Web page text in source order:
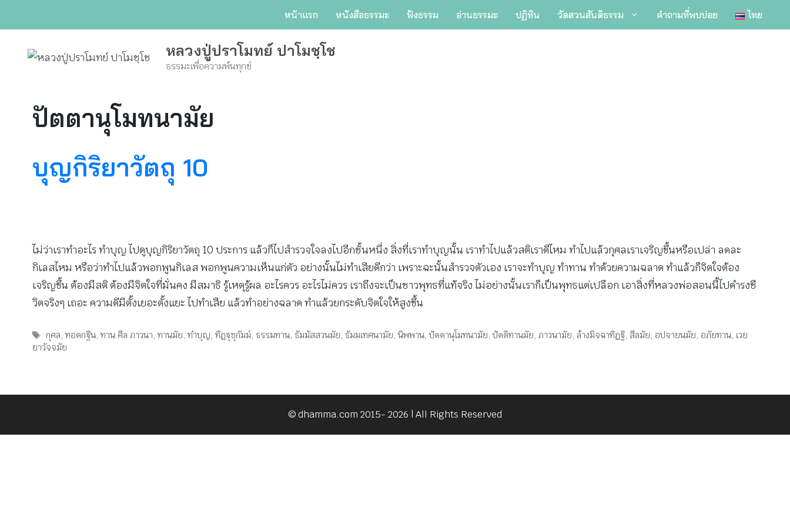
หน้าแรก หนังสือธรรมะ ฟังธรรม อ่านธรรมะ ปฏิทิน วัดสวนสันติธรรม คำถามที่พบบ่อย ไทย
หลวงปู่ปราโมทย์ ปาโมชฺโช
ธรรมะเพื่อความพ้นทุกข์
ปัตตานุโมทนามัย
บุญกิริยาวัตถุ 10
ไม่ว่าเราทำอะไร ทำบุญ ไปดูบุญกิริยาวัตถุ 10 ประการ แล้วก็ไปสำรวจใจลงไปอีกชั้นหนึ่ง สิ่งที่เราทำบุญนั้น เราทำไปแล้วสติเราดีไหม ทำไปแล้วกุศลเราเจริญขึ้นหรือเปล่า ลดละ
กิเลสไหม หรือว่าทำไปแล้วพอกพูนกิเลส พอกพูนความเห็นแก่ตัว อย่างนั้นไม่ทำเสียดีกว่า เพราะฉะนั้นสำรวจตัวเอง เราจะทำบุญ ทำทาน ทำด้วยความฉลาด ทำแล้วก็จิตใจต้อง
เจริญขึ้น ต้องมีสติ ต้องมีจิตใจที่มั่นคง มีสมาธิ รู้เหตุรู้ผล อะไรควร อะไรไม่ควร เราถึงจะเป็นชาวพุทธที่แท้จริง ไม่อย่างนั้นเราก็เป็นพุทธแต่เปลือก เอาสิ่งที่หลวงพ่อสอนนี้ไปดำรงชี
วิตจริงๆ เถอะ ความดีมีตั้งเยอะตั้งแยะ ไปทำเสีย แล้วทำอย่างฉลาด ทำแล้วยกระดับจิตใจให้สูงขึ้น
Tags
กุศล,ทอดกฐิน,ทาน ศีล ภาวนา,ทานมัย,ทำบุญ,ทิฏฐุชุกัมม์, ธรรมทาน, ธัมมัสสวนมัย, ธัมมเทศนามัย,นิพพาน,ปัตตานุโมทนามัย,ปัตติทานมัย,ภาวนามัย, ล้างมิจฉาทิฏฐิ, สีลมัย, อปจายนมัย, อภัยทาน, เวย
ยาวัจจมัย
© dhamma.com 2015- 2026 | All Rights Reserved